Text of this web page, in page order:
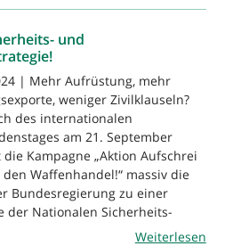
und
| Mehr Aufrüstung, mehr
weniger Zivilklauseln?
des internationalen
am 21. September
Kampagne „Aktion Aufschrei
den Waffenhandel!“ massiv die
Bundesregierung zu einer
der Nationalen Sicherheits-
Weiterlesen